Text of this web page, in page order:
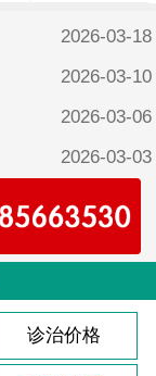
2026-03-18
2026-03-10
2026-03-06
2026-03-03
2025-05-12
诊治价格